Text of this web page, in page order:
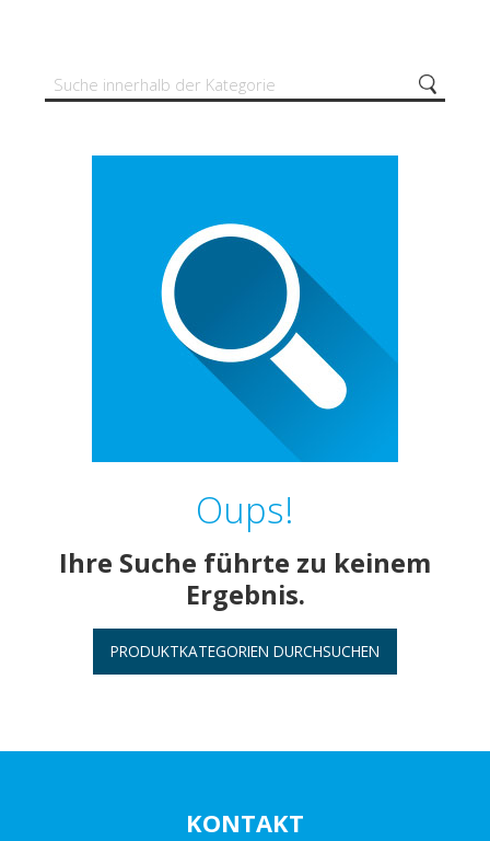
Oups!
Ihre Suche führte zu keinem
Ergebnis.
PRODUKTKATEGORIEN DURCHSUCHEN
KONTAKT